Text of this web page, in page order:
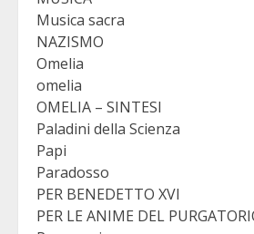
Musica sacra
NAZISMO
Omelia
omelia
OMELIA – SINTESI
Paladini della Scienza
Papi
Paradosso
PER BENEDETTO XVI
PER LE ANIME DEL